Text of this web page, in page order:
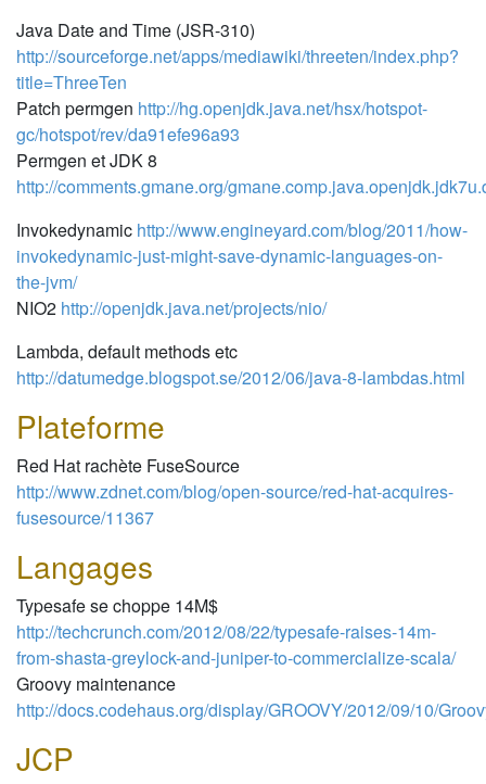
Java Date and Time (JSR-310)
http://sourceforge.net/apps/mediawiki/threeten/index.php?
title=ThreeTen
Patch permgen http://hg.openjdk.java.net/hsx/hotspot-
gc/hotspot/rev/da91efe96a93
Permgen et JDK 8
http://comments.gmane.org/
Invokedynamic http://www.engineyard.com/blog/2011/how-
invokedynamic-just-might-save-dynamic-languages-on-
the-jvm/
NIO2 http://openjdk.java.net/projects/nio/
Lambda, default methods etc
http://datumedge.blogspot.se/2012/06/java-8-lambdas.html
Plateforme
Red Hat rachète FuseSource
http://www.zdnet.com/blog/open-source/red-hat-acquires-
fusesource/11367
Langages
Typesafe se choppe 14M$
http://techcrunch.com/2012/08/22/typesafe-raises-14m-
from-shasta-greylock-and-juniper-to-commercialize-scala/
Groovy maintenance
http://docs.codehaus.org/display/GROOVY/2012/09/10/
JCP